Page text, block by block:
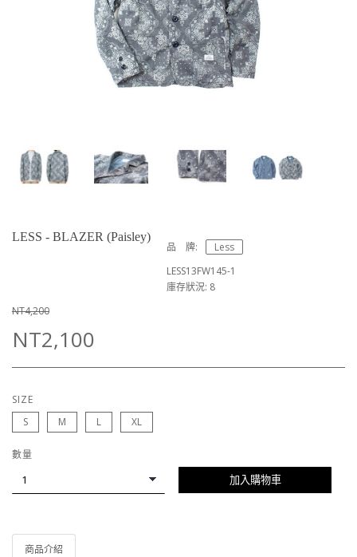
LESS - BLAZER (Paisley)
品 牌:
Less
LESS13FW145-1
庫存狀況: 8
NT4,200
NT2,100
SIZE
S
M L XL
數量
加入購物車
商品介紹